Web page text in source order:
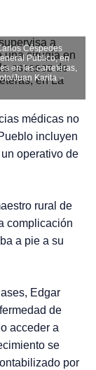
Céspedes
Público, en
en las carreteras,
Juan Karita –
médicas no
incluyen
operativo de
rural de
complicación
a pie a su
Edgar
de
acceder a
se
por